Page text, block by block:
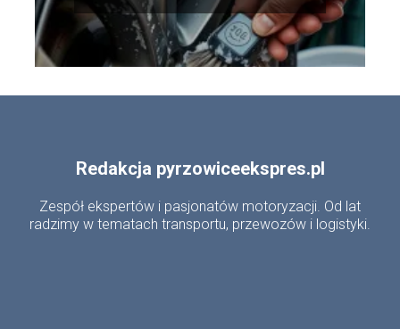
ekonomiczne i skuteczne
Redakcja pyrzowiceekspres.pl
Zespół ekspertów i pasjonatów motoryzacji. Od lat
radzimy w tematach transportu, przewozów i logistyki.